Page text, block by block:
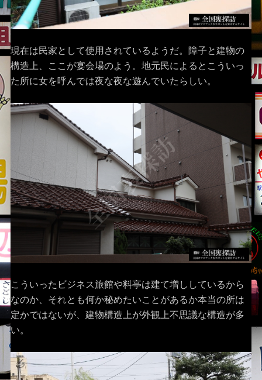
現在は民家として使用されているようだ。障子と建物の
構造上、ここが宴会場のよう。地元民によるとこういっ
た所に女を呼んでは夜な夜な遊んでいたらしい。
こういったビジネス旅館や料亭は建て増ししているから
なのか、それとも何か秘めたいことがあるか本当の所は
定かではないが、建物構造上が外観上不思議な構造が多
い。